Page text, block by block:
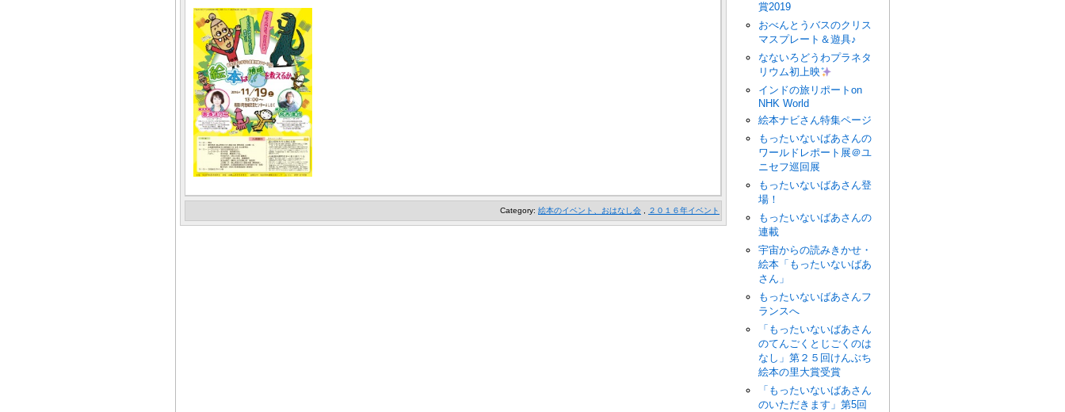
Category: 絵本のイベント、おはなし会 , ２０１６年イベント
賞2019
おべんとうバスのクリス
マスプレート＆遊具♪
なないろどうわプラネタ
リウム初上映
インドの旅リポートon
NHK World
絵本ナビさん特集ページ
もったいないばあさんの
ワールドレポート展＠ユ
ニセフ巡回展
もったいないばあさん登
場！
もったいないばあさんの
連載
宇宙からの読みきかせ・
絵本「もったいないばあ
さん」
もったいないばあさんフ
ランスへ
「もったいないばあさん
のてんごくとじごくのは
なし」第２５回けんぶち
絵本の里大賞受賞
「もったいないばあさん
のいただきます」第5回